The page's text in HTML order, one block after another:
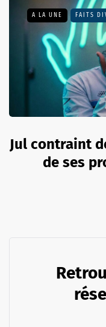
A LA UNE FAITS
Jul contraint
de ses